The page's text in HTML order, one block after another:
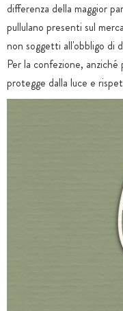
differenza della maggior
pullulano presenti sul
non soggetti all'obbligo di
Per la confezione,
protegge dalla luce e